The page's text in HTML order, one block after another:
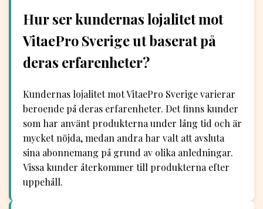
Hur ser kundernas lojalitet mot
VitaePro Sverige ut baserat på
deras erfarenheter?
Kundernas lojalitet mot VitaePro Sverige varierar
beroende på deras erfarenheter. Det finns kunder
som har använt produkterna under lång tid och är
mycket nöjda, medan andra har valt att avsluta
sina abonnemang på grund av olika anledningar.
Vissa kunder återkommer till produkterna efter
uppehåll.